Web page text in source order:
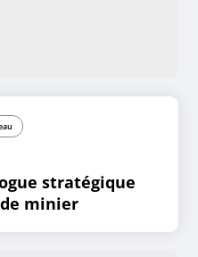
stratégique
minier